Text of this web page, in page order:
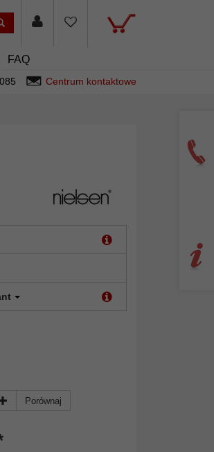
FAQ
Centrum kontaktowe
Porównaj